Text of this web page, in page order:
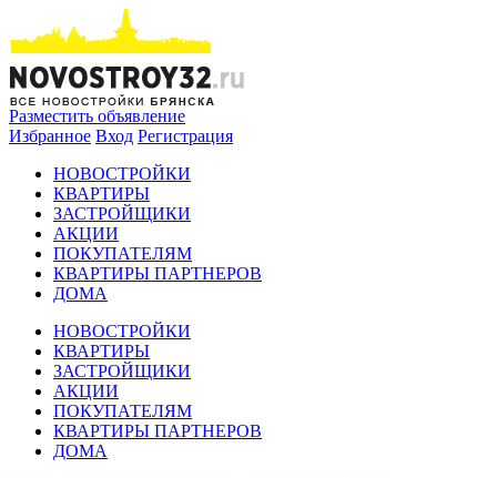
Разместить объявление
Избранное Вход Регистрация
НОВОСТРОЙКИ
КВАРТИРЫ
ЗАСТРОЙЩИКИ
АКЦИИ
ПОКУПАТЕЛЯМ
КВАРТИРЫ ПАРТНЕРОВ
ДОМА
НОВОСТРОЙКИ
КВАРТИРЫ
ЗАСТРОЙЩИКИ
АКЦИИ
ПОКУПАТЕЛЯМ
КВАРТИРЫ ПАРТНЕРОВ
ДОМА